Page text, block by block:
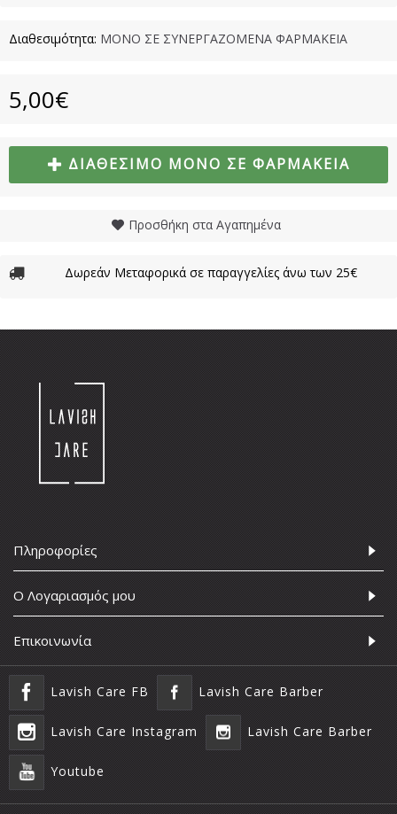
Διαθεσιμότητα: ΜΟΝΟ ΣΕ ΣΥΝΕΡΓΑΖΟΜΕΝΑ ΦΑΡΜΑΚΕΙΑ
5,00€
ΔΙΑΘΈΣΙΜΟ ΜΌΝΟ ΣΕ ΦΑΡΜΑΚΕΊΑ
Προσθήκη στα Αγαπημένα
Δωρεάν Μεταφορικά σε παραγγελίες άνω των 25€
Πληροφορίες
Ο Λογαριασμός μου
Επικοινωνία
Lavish Care FB Lavish Care Barber
Lavish Care Instagram Lavish Care Barber
Youtube